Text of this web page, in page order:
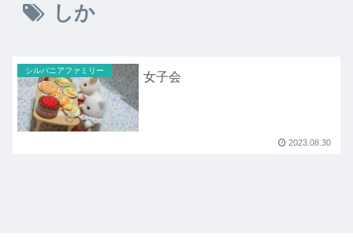
しか
シルバニアファミリー 女子会
2023.08.30